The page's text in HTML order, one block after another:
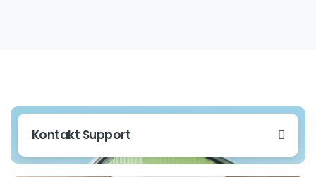
Kontakt Support